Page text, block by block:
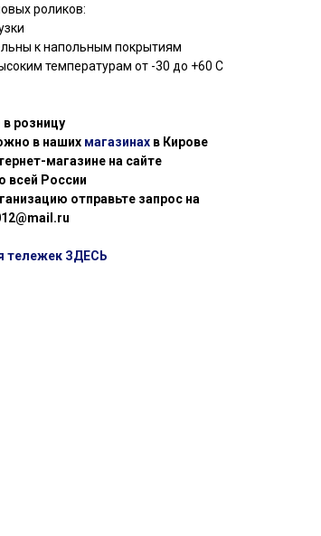
роликов:
к напольным покрытиям
температурам от -30 до +60 С
розницу
в наших магазинах в Кирове
магазине на сайте
всей России
отправьте запрос на
тележек ЗДЕСЬ